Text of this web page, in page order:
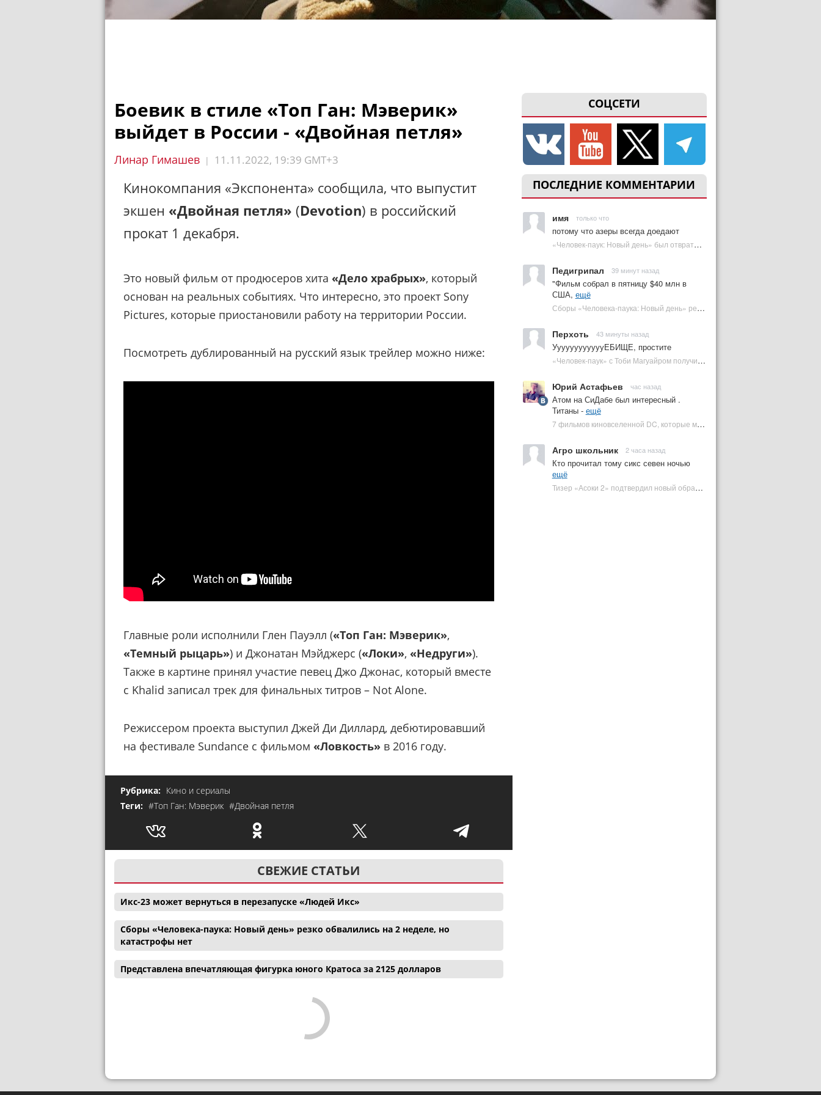
СОЦСЕТИ
ПОСЛЕДНИЕ КОММЕНТАРИИ
имя только что
потому что азеры всегда доедают
«Человек-паук: Новый день» был отвратительным в одной из версий | Plugged In Ru
Педигрипал 39 минут назад
"Фильм собрал в пятницу $40 млн в
США, ещё
Сборы «Человека-паука: Новый день» резко обвалились на 2 неделе, но катастрофы нет | Plugged In Ru
Перхоть 43 минуты назад
УуууууууууууЕБИЩЕ, простите
«Человек-паук» с Тоби Магуайром получил новый постер | Plugged In Ru
Юрий Астафьев час назад
Атом на СиДабе был интересный .
Титаны - ещё
7 фильмов киновселенной DC, которые может снять Зак Снайдер | Plugged In Ru
Агро школьник 2 часа назад
Кто прочитал тому сикс севен ночью
ещё
Тизер «Асоки 2» подтвердил новый образ Энакина Скайуокера | Plugged In Ru
Боевик в стиле «Топ Ган: Мэверик»
выйдет в России - «Двойная петля»
Линар Гимашев | 11.11.2022, 19:39 GMT+3
Кинокомпания «Экспонента» сообщила, что выпустит
экшен «Двойная петля» (Devotion) в российский
прокат 1 декабря.
Это новый фильм от продюсеров хита «Дело храбрых», который
основан на реальных событиях. Что интересно, это проект Sony
Pictures, которые приостановили работу на территории России.
Посмотреть дублированный на русский язык трейлер можно ниже:
Главные роли исполнили Глен Пауэлл («Топ Ган: Мэверик»,
«Темный рыцарь») и Джонатан Мэйджерс («Локи», «Недруги»).
Также в картине принял участие певец Джо Джонас, который вместе
с Khalid записал трек для финальных титров – Not Alone.
Режиссером проекта выступил Джей Ди Диллард, дебютировавший
на фестивале Sundance с фильмом «Ловкость» в 2016 году.
Рубрика: Кино и сериалы
Теги: #Топ Ган: Мэверик #Двойная петля
СВЕЖИЕ СТАТЬИ
Икс-23 может вернуться в перезапуске «Людей Икс»
Сборы «Человека-паука: Новый день» резко обвалились на 2 неделе, но
катастрофы нет
Представлена впечатляющая фигурка юного Кратоса за 2125 долларов